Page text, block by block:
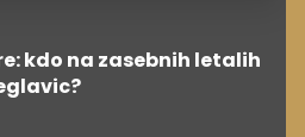
kdo na zasebnih letalih